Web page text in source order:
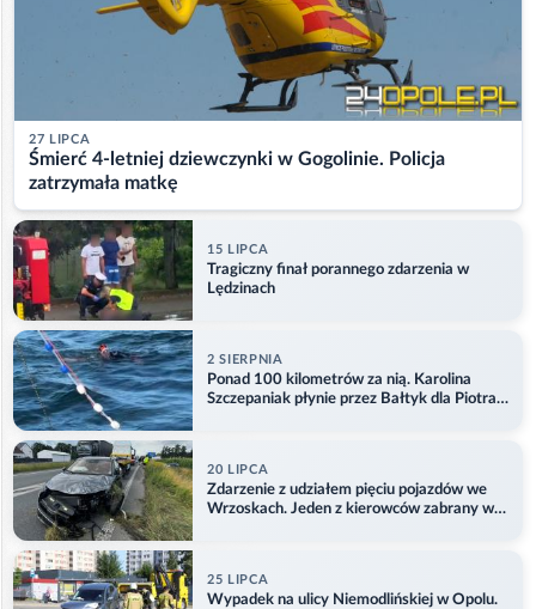
27 LIPCA
Śmierć 4-letniej dziewczynki w Gogolinie. Policja
zatrzymała matkę
15 LIPCA
Tragiczny finał porannego zdarzenia w
Lędzinach
2 SIERPNIA
Ponad 100 kilometrów za nią. Karolina
Szczepaniak płynie przez Bałtyk dla Piotra.
20 LIPCA
Zdarzenie z udziałem pięciu pojazdów we
Wrzoskach. Jeden z kierowców zabrany w
25 LIPCA
Wypadek na ulicy Niemodlińskiej w Opolu.